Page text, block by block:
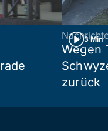
3 Min
Wegen
zurück